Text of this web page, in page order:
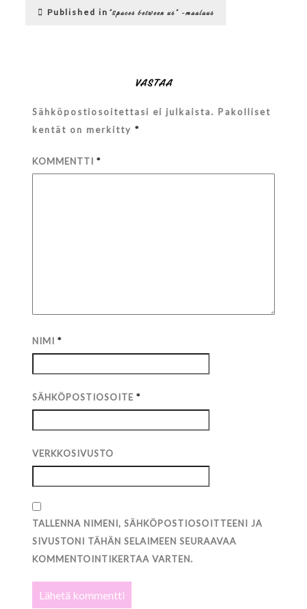
Artikkelien
Published in ”Spaces between us” -maalaus
VASTAA
Sähköpostiosoitettasi ei julkaista. Pakolliset
kentät on merkitty*
KOMMENTTI*
NIMI*
SÄHKÖPOSTIOSOITE*
VERKKOSIVUSTO
TALLENNA NIMENI, SÄHKÖPOSTIOSOITTEENI JA
SIVUSTONI TÄHÄN SELAIMEEN SEURAAVAA
KOMMENTOINTIKERTAA VARTEN.